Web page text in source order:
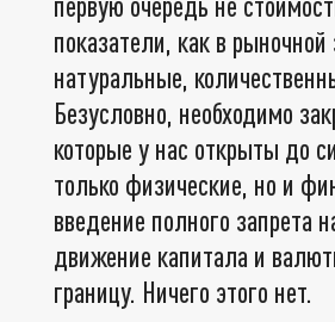
показатели, как в рыночной
натуральные,
Безусловно, необходимо
которые у нас открыты до
только физические, но и
введение полного запрета
движение капитала и
границу. Ничего этого нет.